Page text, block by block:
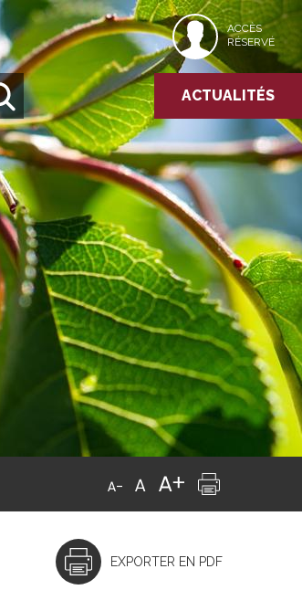
ACCÈS
RÉSERVÉ
ACTUALITÉS
EXPORTER EN PDF